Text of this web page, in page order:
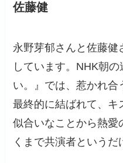
佐藤健
永野芽郁さんと佐藤健
しています。NHK朝
い。』では、惹かれ合
最終的に結ばれて、キ
似合いなことから熱愛
くまで共演者というだ